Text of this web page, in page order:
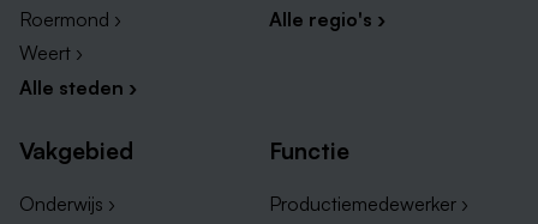
Roermond ›
Weert ›
Alle steden ›
Alle regio's ›
Vakgebied
Onderwijs ›
Functie
Productiemedewerker ›